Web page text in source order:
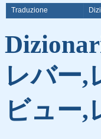
Traduzione
レバー,
ビュー,